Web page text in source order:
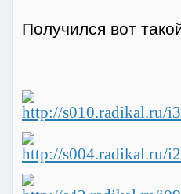
Получился вот